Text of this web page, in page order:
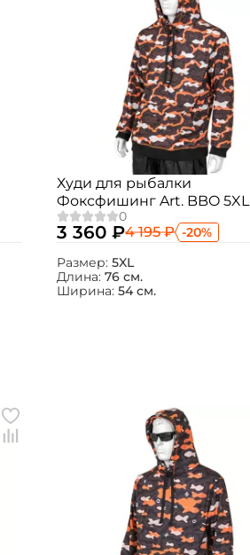
Худи для рыбалки
Фоксфишинг Art. BBO 5XL
3 360 ₽4 195 ₽ -20%
Размер: 5XL
Длина: 76 см.
Ширина: 54 см.